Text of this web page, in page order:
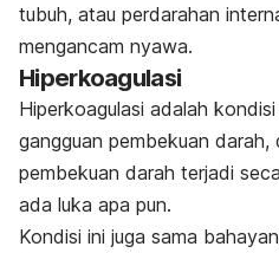
tubuh, atau perdarahan
mengancam nyawa.
Hiperkoagulasi
Hiperkoagulasi adalah
gangguan pembekuan darah,
pembekuan darah terjadi
ada luka apa pun.
Kondisi ini juga sama